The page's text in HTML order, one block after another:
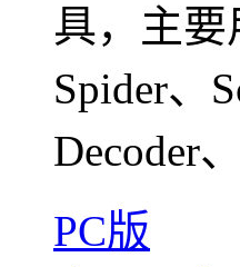
具，主
Spider、
Decoder
PC版